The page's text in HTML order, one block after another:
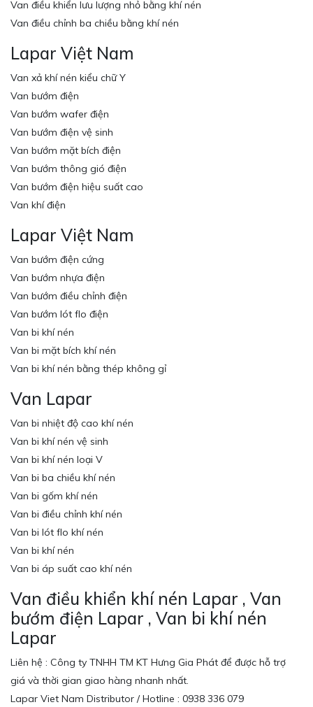
Van điều khiển lưu lượng nhỏ bằng khí nén
Van điều chỉnh ba chiều bằng khí nén
Lapar Việt Nam
Van xả khí nén kiểu chữ Y
Van bướm điện
Van bướm wafer điện
Van bướm điện vệ sinh
Van bướm mặt bích điện
Van bướm thông gió điện
Van bướm điện hiệu suất cao
Van khí điện
Lapar Việt Nam
Van bướm điện cứng
Van bướm nhựa điện
Van bướm điều chỉnh điện
Van bướm lót flo điện
Van bi khí nén
Van bi mặt bích khí nén
Van bi khí nén bằng thép không gỉ
Van Lapar
Van bi nhiệt độ cao khí nén
Van bi khí nén vệ sinh
Van bi khí nén loại V
Van bi ba chiều khí nén
Van bi gốm khí nén
Van bi điều chỉnh khí nén
Van bi lót flo khí nén
Van bi khí nén
Van bi áp suất cao khí nén
Van điều khiển khí nén Lapar , Van
bướm điện Lapar , Van bi khí nén
Lapar
Liên hệ : Công ty TNHH TM KT Hưng Gia Phát để được hỗ trợ
giá và thời gian giao hàng nhanh nhất.
Lapar Viet Nam Distributor / Hotline : 0938 336 079